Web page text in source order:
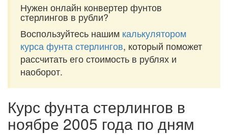
Нужен онлайн конвертер фунтов
стерлингов в рубли?
Воспользуйтесь нашим калькулятором
курса фунта стерлингов, который поможет
рассчитать его стоимость в рублях и
наоборот.
Курс фунта стерлингов в
ноябре 2005 года по дням